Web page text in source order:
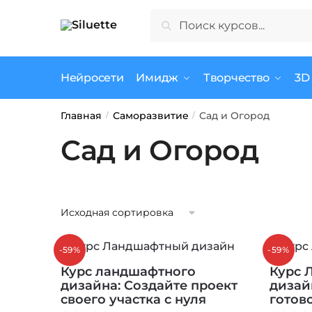
Поиск
Нейросети Имидж Творчество
Главная / Саморазвитие / Сад и Огород
Сад и Огород
-59%
Курс ландшафтного
дизайна: Создайте проект
своего участка с нуля
-59%
Курс